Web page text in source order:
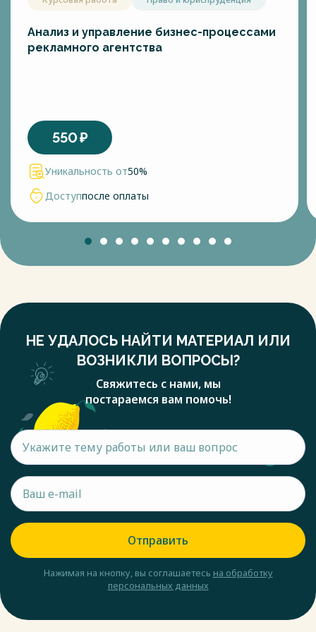
учитывать принципы, которые оказывают влияние на
формирование программы маркетинга, среди которых
плату;
- посредники, которые оценят свои услуги за приемлемую
цену;
- технологическое изучение процесса производства, а
также применение на практике передовых новаторских
технологий;
- социально-экономические факторы, когда необходимо
учитывать потребности рынка, а также ценовую политику
производимой продукции предприятия.
которую выберет фирма; - аппаратные ресурсы и
достижению [9]. В настоящее время основной упор
эффективной организационной и управленческой системы,
и распределение в соответствии с этим управленческих
ресурсов. Иначе говоря, сейчас программы маркетинга
рассматривается как объединенная система организации
всей работы фирмы. При формировании программы
маркетинга фирмы, прежде всего, учитывают следующие
четыре группы основных факторов:
1. Тенденции развития спроса и внешней маркетинговой
среды, а именно:
- рыночный спрос;
- запросы потребителей;
- система товародвижения;
- правовое регулирование;
- тенденции в деловых кругах;
- условия территориального размещения.
рынке, основные фирмы-конкуренты и стратегические
направления их деятельности с помощью мониторинга.
окружающей среды, с целью предупреждения
Анализ и управление бизнес-процессами
рекламного агентства
550₽
Уникальность от50%
Доступпосле оплаты
НЕ УДАЛОСЬ НАЙТИ МАТЕРИАЛ ИЛИ
ВОЗНИКЛИ ВОПРОСЫ?
Свяжитесь с нами, мы
постараемся вам помочь!
Отправить
Нажимая на кнопку, вы соглашаетесь на обработку
персональных данных